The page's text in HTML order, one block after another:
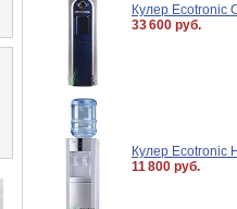
Кулер Ecotronic
33 600 руб.
Кулер Ecotronic
11 800 руб.